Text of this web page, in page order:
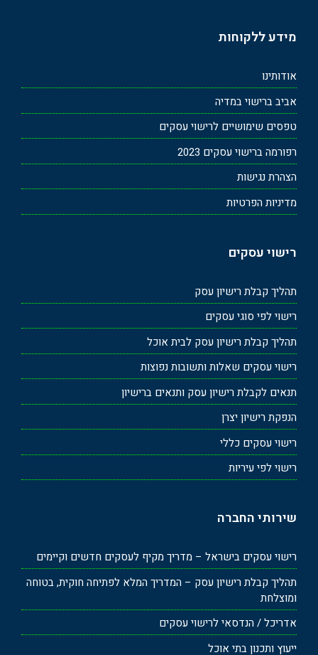
מידע ללקוחות
אודותינו
אביב ברישוי במדיה
טפסים שימושיים לרישוי עסקים
רפורמה ברישוי עסקים 2023
הצהרת נגישות
מדיניות הפרטיות
רישוי עסקים
תהליך קבלת רישיון עסק
רישוי לפי סוגי עסקים
תהליך קבלת רישיון עסק לבית אוכל
רישוי עסקים שאלות ותשובות נפוצות
תנאים לקבלת רישיון עסק ותנאים ברישיון
הנפקת רישיון יצרן
רישוי עסקים כללי
רישוי לפי עיריות
שירותי החברה
רישוי עסקים בישראל – מדריך מקיף לעסקים חדשים וקיימים
תהליך קבלת רישיון עסק – המדריך המלא לפתיחה חוקית, בטוחה
ומוצלחת
אדריכל / הנדסאי לרישוי עסקים
ייעוץ ותכנון בתי אוכל